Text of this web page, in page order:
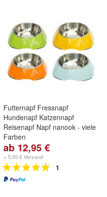
Futternapf Fressnapf
Hundenapf Katzennapf
Reisenapf Napf nanook - viele
Farben
ab 12,95 €
+ 5,95 € Versand
1